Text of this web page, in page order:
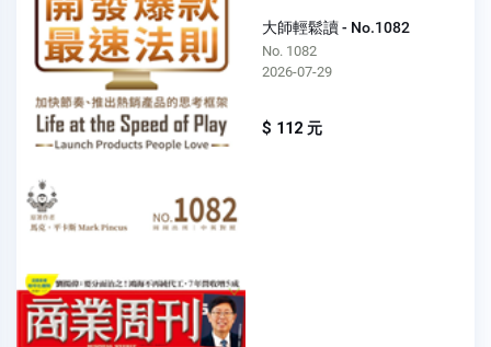
大師輕鬆讀 - No.1082
No. 1082
2026-07-29
$ 112 元